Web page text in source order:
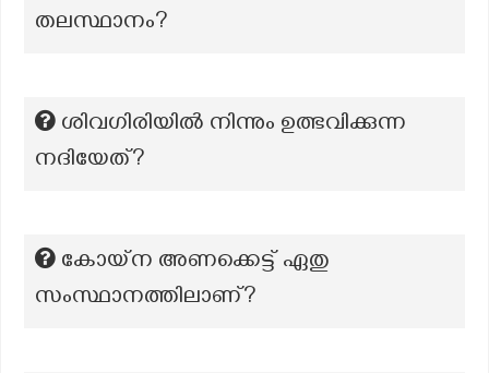
തലസ്ഥാനം?
ശിവഗിരിയില്‍ നിന്നും ഉത്ഭവിക്കുന്ന
നദിയേത്?
കോയ്‌ന അണക്കെട്ട് ഏതു
സംസ്ഥാനത്തിലാണ്?